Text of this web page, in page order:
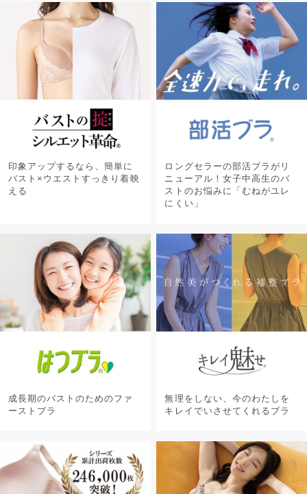
印象アップするなら、簡単に
バスト×ウエストすっきり着映
える
ロングセラーの部活ブラがリ
ニューアル！女子中高生のバ
ストのお悩みに「むねがユレ
にくい」
成長期のバストのためのファ
ーストブラ
無理をしない、今のわたしを
キレイでいさせてくれるブラ